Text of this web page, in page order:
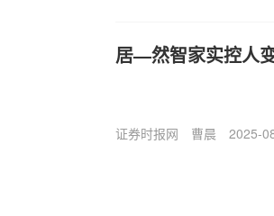
居—然智家实控人
证券时报网 曹晨 2025-